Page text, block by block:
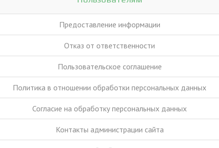
Предоставление информации
Отказ от ответственности
Пользовательское соглашение
Политика в отношении обработки персональных данных
Согласие на обработку персональных данных
Контакты администрации сайта